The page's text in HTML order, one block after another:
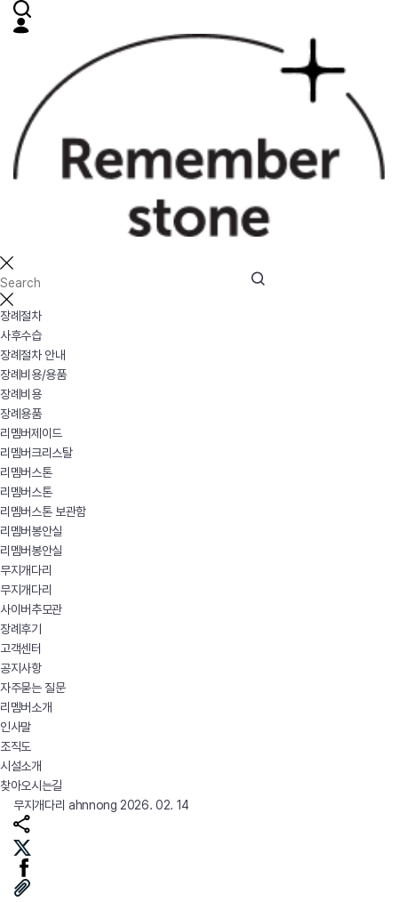
장례절차
사후수습
장례절차 안내
장례비용/용품
장례비용
장례용품
리멤버제이드
리멤버크리스탈
리멤버스톤
리멤버스톤
리멤버스톤 보관함
리멤버봉안실
리멤버봉안실
무지개다리
무지개다리
사이버추모관
장례후기
고객센터
공지사항
자주묻는 질문
리멤버소개
인사말
조직도
시설소개
찾아오시는길
무지개다리 ahnnong 2026. 02. 14